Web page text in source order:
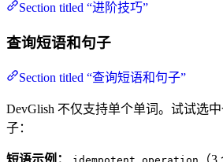
Section titled “进阶技巧”
查询短语和句子
Section titled “查询短语和句子”
DevGlish 不仅支持单个单词。试试选
子：
短语示例： （